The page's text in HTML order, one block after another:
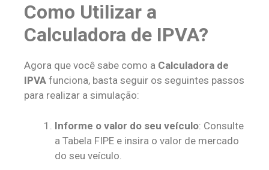
Como Utilizar a
Calculadora de IPVA?
Agora que você sabe como a Calculadora de
IPVA funciona, basta seguir os seguintes passos
para realizar a simulação:
Informe o valor do seu veículo: Consulte
a Tabela FIPE e insira o valor de mercado
do seu veículo.